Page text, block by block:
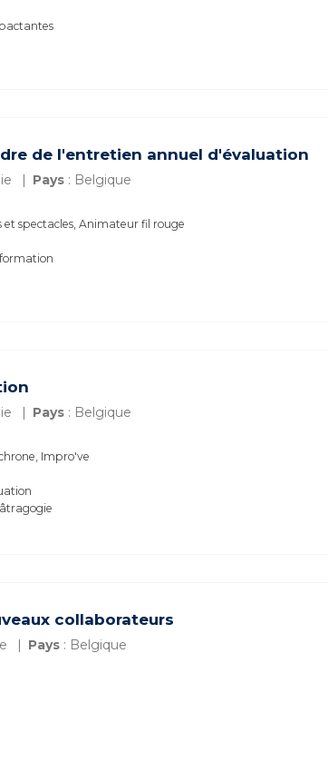
de l'entretien annuel d'évaluation
Pays : Belgique
spectacles, Animateur fil rouge
Pays : Belgique
Impro've
collaborateurs
Pays : Belgique